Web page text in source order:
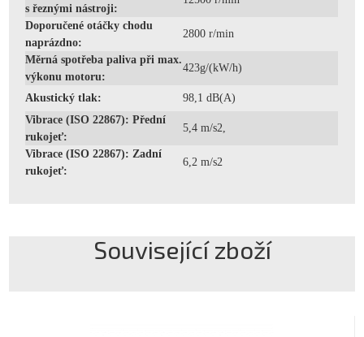
s řeznými nástroji:
Doporučené otáčky chodu
naprázdno:
2800 r/min
Měrná spotřeba paliva při max.
výkonu motoru:
423g/(kW/h)
Akustický tlak:
98,1 dB(A)
Vibrace (ISO 22867): Přední
rukojeť:
5,4 m/s2,
Vibrace (ISO 22867): Zadní
rukojeť:
6,2 m/s2
Související zboží